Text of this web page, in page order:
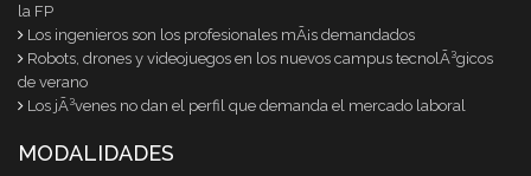
la FP
Los ingenieros son los profesionales mÃ¡s demandados
Robots, drones y videojuegos en los nuevos campus tecnolÃ³gicos
de verano
Los jÃ³venes no dan el perfil que demanda el mercado laboral
MODALIDADES